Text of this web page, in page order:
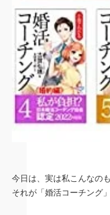
今日は、実は私こんなの
それが「婚活コーチング」